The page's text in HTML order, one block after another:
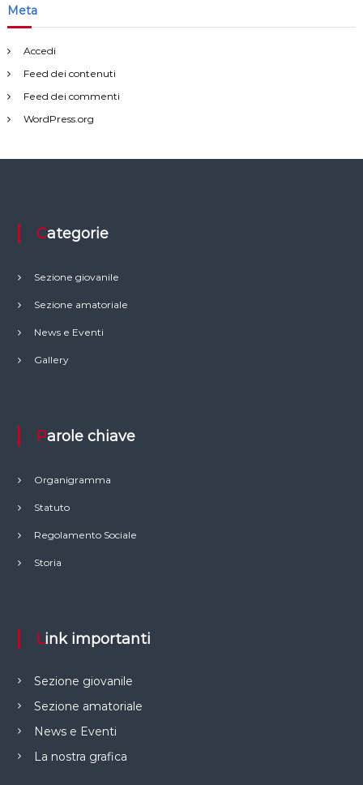
Meta
Accedi
Feed dei contenuti
Feed dei commenti
WordPress.org
Categorie
Sezione giovanile
Sezione amatoriale
News e Eventi
Gallery
Parole chiave
Organigramma
Statuto
Regolamento Sociale
Storia
Link importanti
Sezione giovanile
Sezione amatoriale
News e Eventi
La nostra grafica